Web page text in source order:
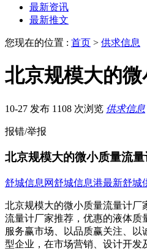
最新资讯
最新推文
您现在的位置 : 首页 > 供求信息
北京规模大的
10-27 发布 1108 次浏览 供求信息
报错/举报
北京规模大的微小质量流
舒城信息网舒城信息港最新舒城
北京规模大的微小质量流量计厂
流量计厂家推荐，优惠的液体
服务赢市场、以品质赢关注、
型企业，在市场营销、设计开